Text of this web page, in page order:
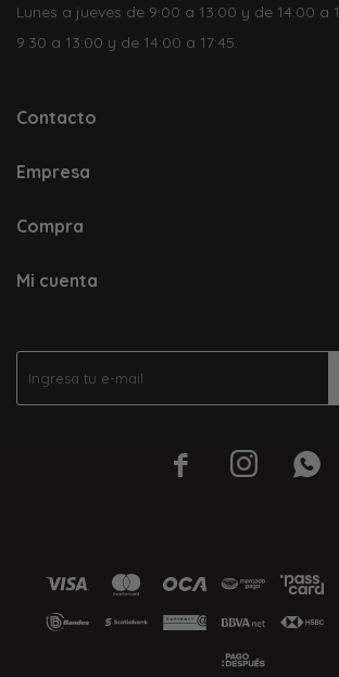
  
Lunes a jueves de 9:00 a 13:00 y de 14:00 a
9:30 a 13:00 y de 14:00 a 17:45.
Contacto
Empresa
Compra
Mi cuenta